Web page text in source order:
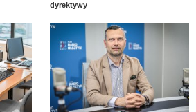
dyrektywy